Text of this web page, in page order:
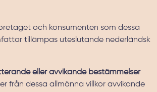
och konsumenten som dessa
tillämpas uteslutande nederländsk
eller avvikande bestämmelser
från dessa allmänna villkor avvikande